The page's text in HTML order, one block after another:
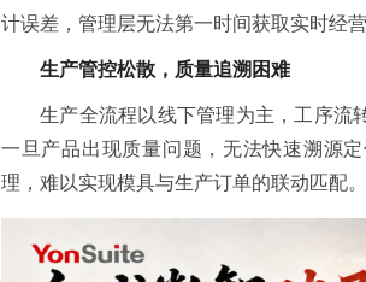
计误差，管理层无法第一时间获取实时经
生产管控松散，质量追溯困难
生产全流程以线下管理为主，工序流
一旦产品出现质量问题，无法快速溯源
理，难以实现模具与生产订单的联动匹配。